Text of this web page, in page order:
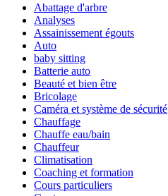
Abattage d'arbre
Analyses
Assainissement égouts
Auto
baby sitting
Batterie auto
Beauté et bien être
Bricolage
Caméra et système de sécurité
Chauffage
Chauffe eau/bain
Chauffeur
Climatisation
Coaching et formation
Cours particuliers